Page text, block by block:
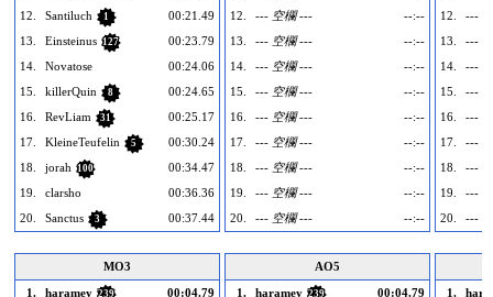
12.
Santiluch 1
00:21.49
13.
Einsteinus 127
00:23.79
14.
Novatose
00:24.06
15.
killerQuin 8
00:24.65
16.
RevLiam 31
00:25.17
17.
KleineTeufelin 5
00:30.24
18.
jorah 100
00:34.47
19.
clarsho
00:36.36
20.
Sanctus 3 00:37.44
12.
--- 空欄 ---
--:--
13.
--- 空欄 ---
--:--
14.
--- 空欄 ---
--:--
15.
--- 空欄 ---
--:--
16.
--- 空欄 ---
--:--
17.
--- 空欄 ---
--:--
18.
--- 空欄 ---
--:--
19.
--- 空欄 ---
--:--
20.
--- 空欄 --- --:--
12.
---
13.
---
14.
---
15.
---
16.
---
17.
---
18.
---
19.
---
20.
---
MO3
1.
haramey 239
00:04.79
AO5
1.
haramey 239
00:04.79
1.